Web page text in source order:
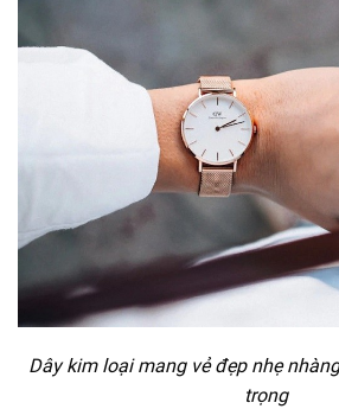
Dây kim loại mang vẻ đẹp nhẹ
trọng